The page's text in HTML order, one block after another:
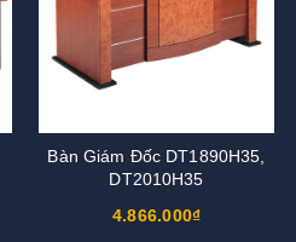
Bàn Giám Đốc DT1890H35,
DT2010H35
4.866.000₫